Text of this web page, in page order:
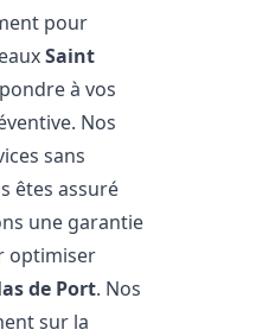
pour
Saint
à vos
Nos
sans
êtes assuré
une garantie
optimiser
de Port. Nos
sur la